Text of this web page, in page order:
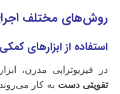
روش‌های مختلف
استفاده از ابزارهای
در فیزیوتراپی مدرن،
تقویتی دست به کار